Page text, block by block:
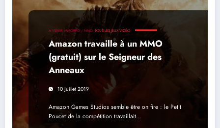
A VENIR MMORPG / MMO TOUS LES JEUX VIDÉO
Amazon travaille à un MMO
(gratuit) sur le Seigneur des
Anneaux
10 Juillet 2019
Amazon Games Studios semble être on fire : le Petit
Poucet de la compétition travaillait…